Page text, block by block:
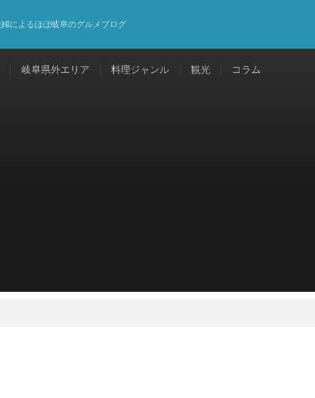
によるほぼ岐阜のグルメブログ
岐阜県外エリア 料理ジャンル 観光 コラム